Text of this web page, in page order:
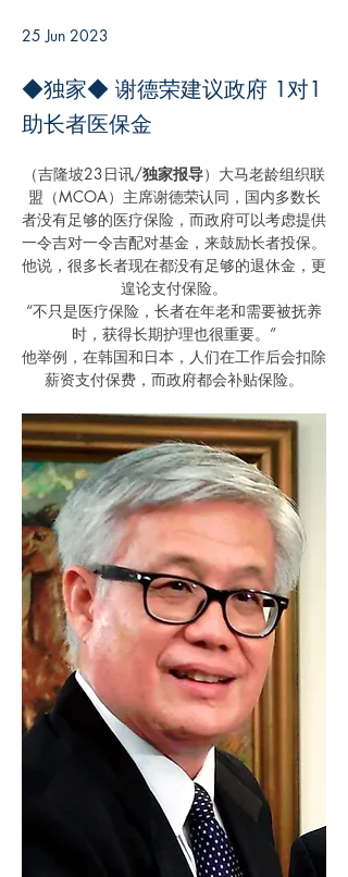
25 Jun 2023
◆独家◆ 谢德荣建议政府 1对1
助长者医保金
（吉隆坡23日讯/独家报导）大马老龄组织联
盟（MCOA）主席谢德荣认同，国内多数长
者没有足够的医疗保险，而政府可以考虑提供
一令吉对一令吉配对基金，来鼓励长者投保。
他说，很多长者现在都没有足够的退休金，更
遑论支付保险。
“不只是医疗保险，长者在年老和需要被抚养
时，获得长期护理也很重要。”
他举例，在韩国和日本，人们在工作后会扣除
薪资支付保费，而政府都会补贴保险。